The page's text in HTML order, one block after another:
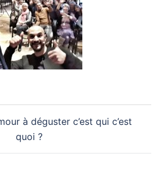
à déguster c’est qui c’est
quoi ?